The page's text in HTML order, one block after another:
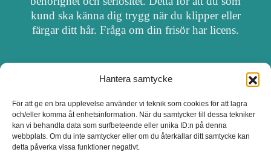
Hantera samtycke
För att ge en bra upplevelse använder vi teknik som cookies för att lagra
och/eller komma åt enhetsinformation. När du samtycker till dessa tekniker
kan vi behandla data som surfbeteende eller unika ID:n på denna
webbplats. Om du inte samtycker eller om du återkallar ditt samtycke kan
detta påverka vissa funktioner negativt.
kund ska känna dig trygg när du klipper eller
färgar ditt hår. Fråga om din frisör har licens.
OM FRISÖRSÖK
UPPDATERA SALONG